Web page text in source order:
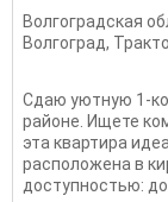
Волгоградская
Волгоград,
Сдаю уютную 1-
районе. Ищете
эта квартира
расположена в
доступностью: до